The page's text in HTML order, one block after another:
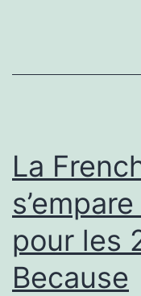
La
pour les
Because